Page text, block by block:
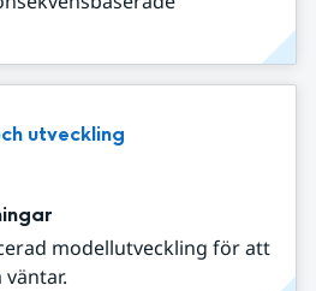
utveckling
modellutveckling för att